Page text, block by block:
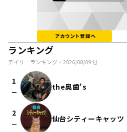
ランキング
デイリーランキング・ 2026/08/09付
1
check_indeterminate_small the奥歯's
2
check_indeterminate_small 仙台シティーキャッツ